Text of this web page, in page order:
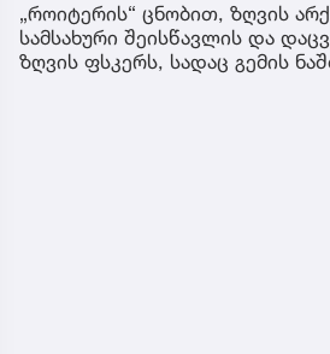
„როიტერის“ ცნობით, ზღვის
სამსახური შეისწავლის და
ზღვის ფსკერს, სადაც გემის